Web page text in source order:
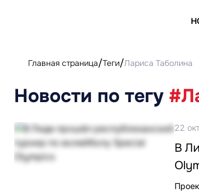
Главная страница Теги Лариса Таболина
Новости по тегу
22
В